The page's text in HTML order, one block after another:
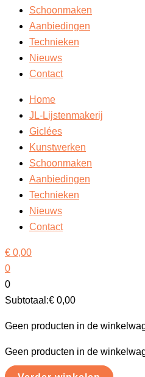
Schoonmaken
Aanbiedingen
Technieken
Nieuws
Contact
Home
JL-Lijstenmakerij
Giclées
Kunstwerken
Schoonmaken
Aanbiedingen
Technieken
Nieuws
Contact
€ 0,00
0
0
Subtotaal:€ 0,00
Geen producten in de
Geen producten in de